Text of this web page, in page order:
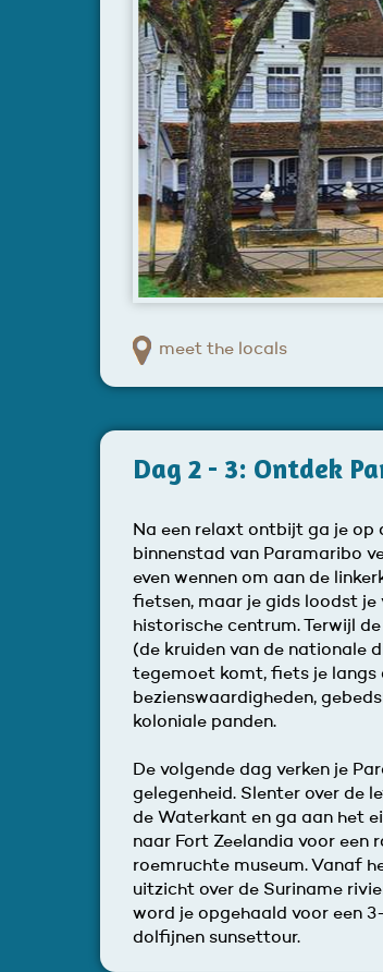
meet the locals
Dag 2 - 3: Ontdek
Na een relaxt ontbijt ga je op
binnenstad van Paramaribo
even wennen om aan de
fietsen, maar je gids loodst je
historische centrum. Terwijl
(de kruiden van de nationale
tegemoet komt, fiets je langs
bezienswaardigheden,
koloniale panden.
De volgende dag verken je
gelegenheid. Slenter over de
de Waterkant en ga aan het
naar Fort Zeelandia voor een
roemruchte museum. Vanaf
uitzicht over de Suriname
word je opgehaald voor een
dolfijnen sunsettour.